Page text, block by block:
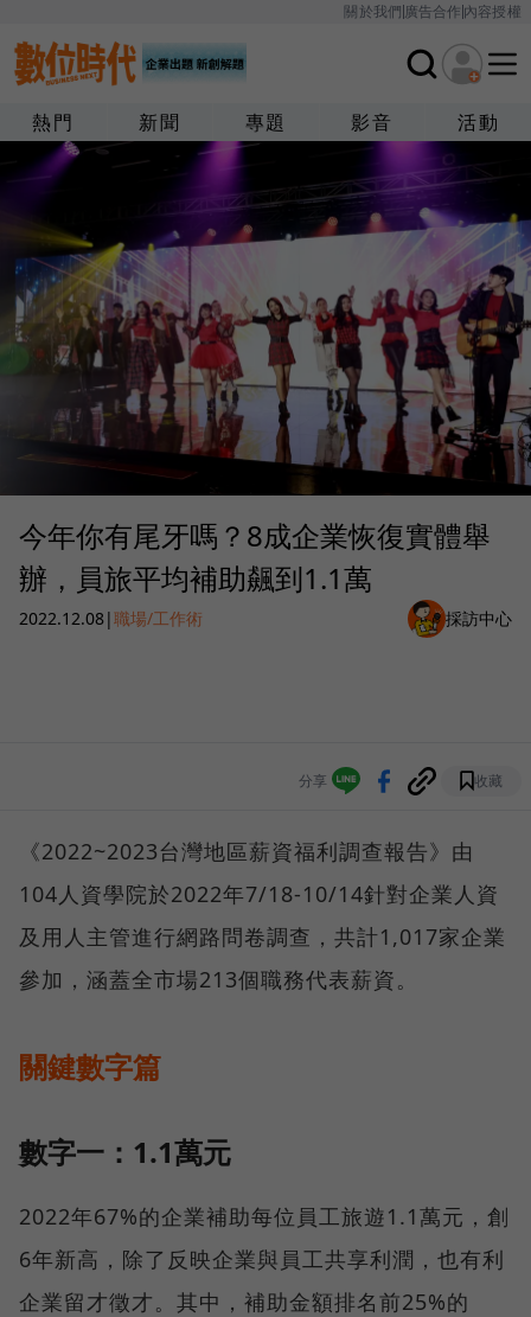
關於我們廣告合作內容授權
熱門 新聞 專題 影音 活動
今年你有尾牙嗎？8成企業恢復實體舉
辦，員旅平均補助飆到1.1萬
2022.12.08|職場/工作術 採訪中心
分享 收藏
《2022~2023台灣地區薪資福利調查報告》由
104人資學院於2022年7/18-10/14針對企業人資
及用人主管進行網路問卷調查，共計1,017家企業
參加，涵蓋全市場213個職務代表薪資。
關鍵數字篇
數字一：1.1萬元
2022年67%的企業補助每位員工旅遊1.1萬元，創
6年新高，除了反映企業與員工共享利潤，也有利
企業留才徵才。其中，補助金額排名前25%的